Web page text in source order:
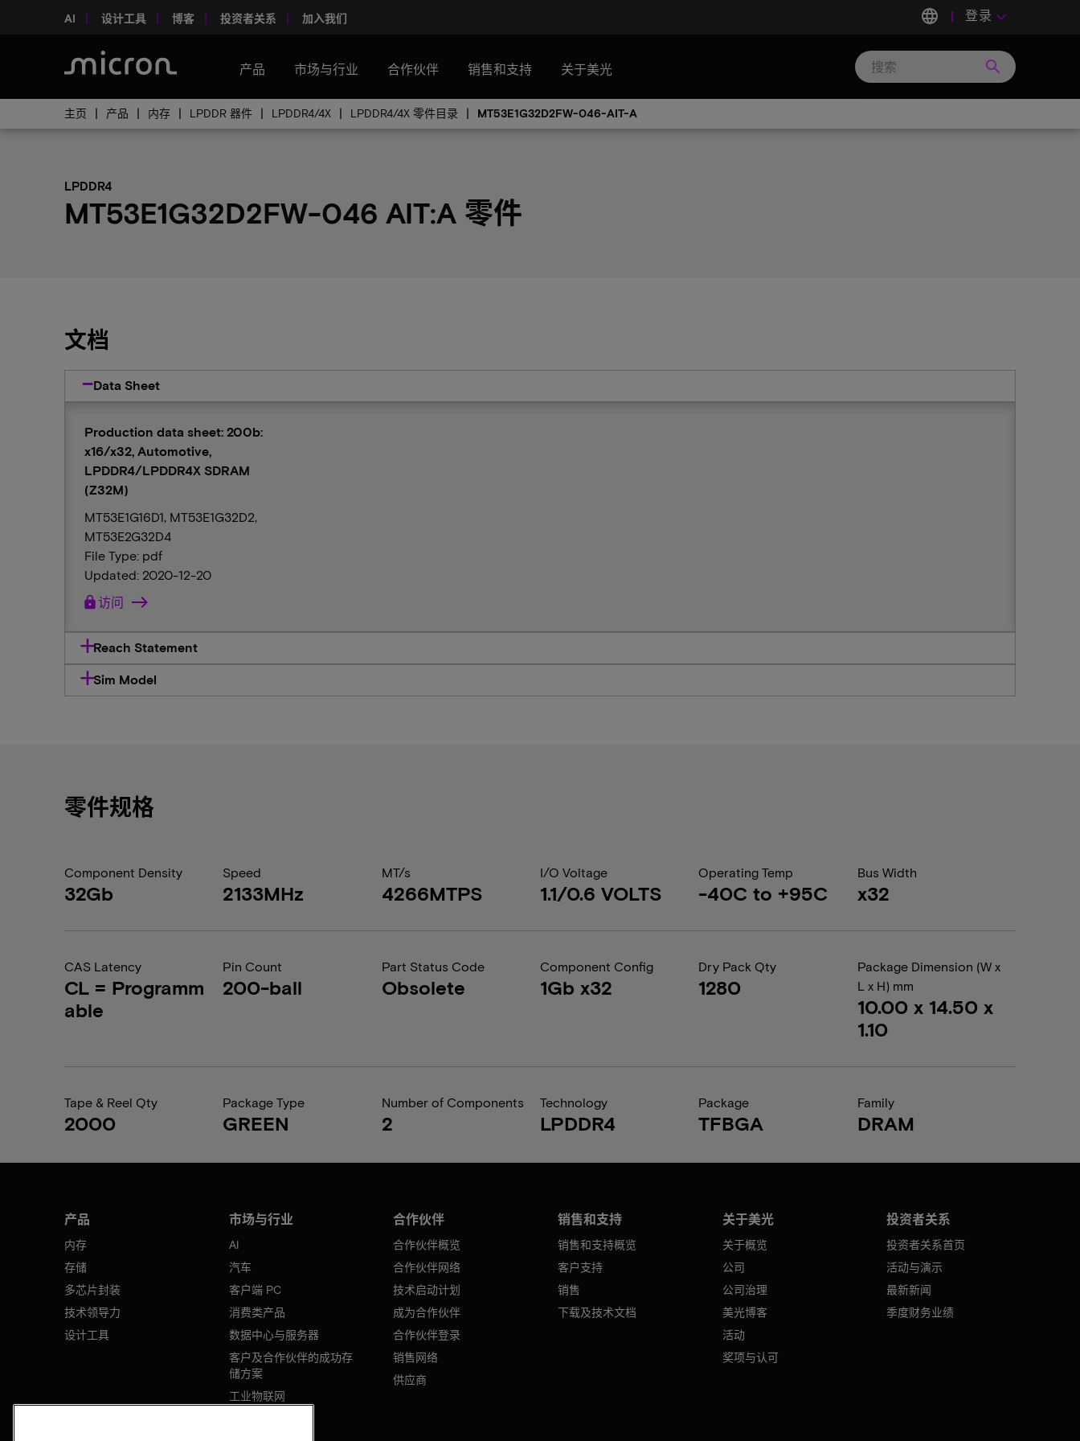
AI 设计工具 博客 投资者关系 加入我们 language 登录 keyboard_arrow_down
产品 市场与行业 合作伙伴 销售和支持 关于美光 search
主页 产品 内存 LPDDR 器件 LPDDR4/4X LPDDR4/4X 零件目录 MT53E1G32D2FW-046-AIT-A
LPDDR4
MT53E1G32D2FW-046 AIT:A 零件
文档
Data Sheet
Production data sheet: 200b:
x16/x32, Automotive,
LPDDR4/LPDDR4X SDRAM
(Z32M)
MT53E1G16D1, MT53E1G32D2,
MT53E2G32D4
File Type: pdf
Updated: 2020-12-20
lock访问
Reach Statement
Sim Model
零件规格
Component Density
32Gb
Speed
2133MHz
MT/s
4266MTPS
I/O Voltage
1.1/0.6 VOLTS
Operating Temp
-40C to +95C
Bus Width
x32
CAS Latency
CL = Programm
able
Pin Count
200-ball
Part Status Code
Obsolete
Component Config
1Gb x32
Dry Pack Qty
1280
Package Dimension (W x
L x H) mm
10.00 x 14.50 x
1.10
Tape & Reel Qty
2000
Package Type
GREEN
Number of Components
2
Technology
LPDDR4
Package
TFBGA
Family
DRAM
产品
内存
存储
多芯片封装
技术领导力
设计工具
市场与行业
AI
汽车
客户端 PC
消费类产品
数据中心与服务器
客户及合作伙伴的成功存
储方案
工业物联网
合作伙伴
合作伙伴概览
合作伙伴网络
技术启动计划
成为合作伙伴
合作伙伴登录
销售网络
供应商
销售和支持
销售和支持概览
客户支持
销售
下载及技术文档
关于美光
关于概览
公司
公司治理
美光博客
活动
奖项与认可
投资者关系
投资者关系首页
活动与演示
最新新闻
季度财务业绩